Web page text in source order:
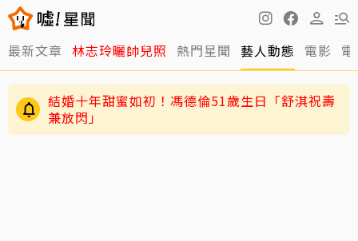
最新文章 林志玲曬帥兒照 熱門星聞 藝人動態 電影
結婚十年甜蜜如初！馮德倫51歲生日「舒淇祝壽
兼放閃」